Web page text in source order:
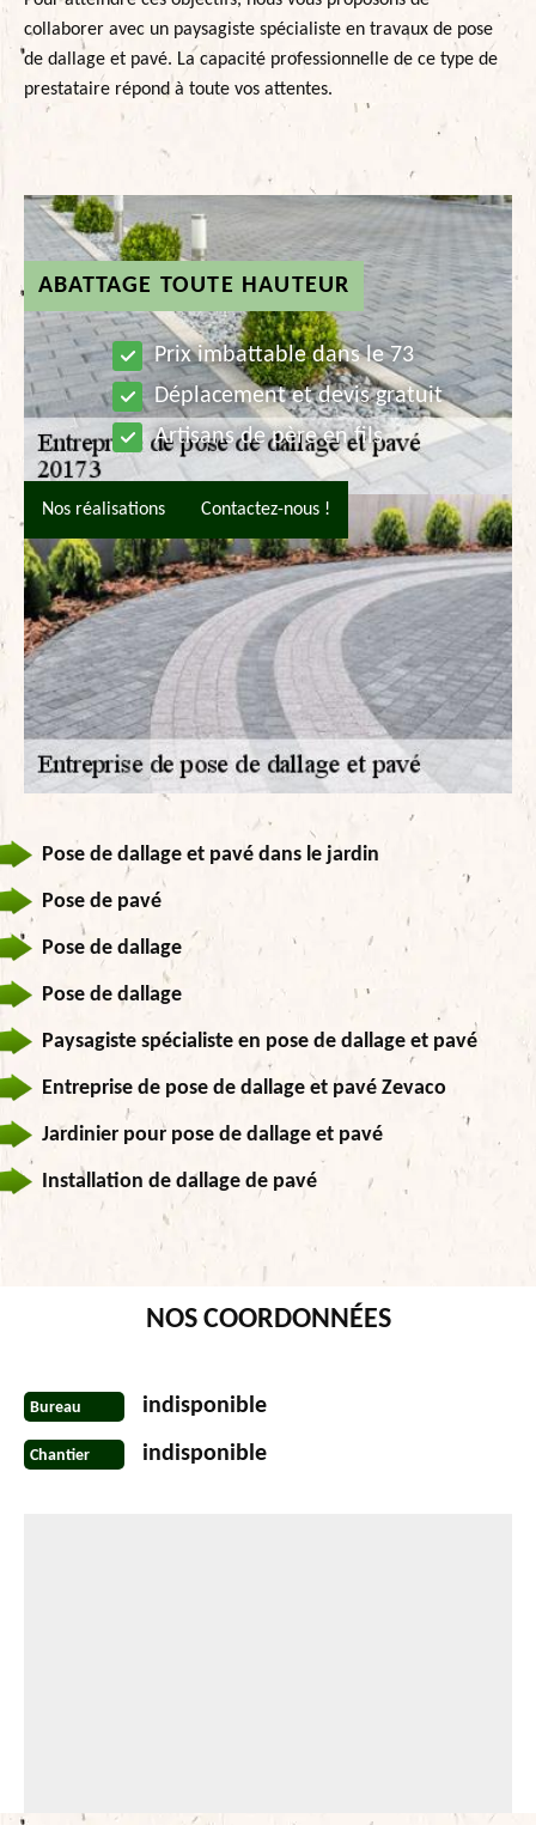
ABATTAGE TOUTE HAUTEUR
Prix imbattable dans le 73
Déplacement et devis gratuit
Artisans de père en fils
Nos réalisations Contactez-nous !
collaborer avec un paysagiste spécialiste en travaux de pose
de dallage et pavé. La capacité professionnelle de ce type de
prestataire répond à toute vos attentes.
Pose de dallage et pavé dans le jardin
Pose de pavé
Pose de dallage
Pose de dallage
Paysagiste spécialiste en pose de dallage et pavé
Entreprise de pose de dallage et pavé Zevaco
Jardinier pour pose de dallage et pavé
Installation de dallage de pavé
NOS COORDONNÉES
Bureau indisponible
Chantier indisponible